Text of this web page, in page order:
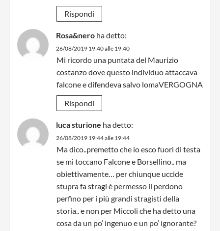
Rispondi
Rosa&nero ha detto:
26/08/2019 19:40 alle 19:40
Mi ricordo una puntata del Maurizio
costanzo dove questo individuo attaccava
falcone e difendeva salvo lomaVERGOGNA
Rispondi
luca sturione ha detto:
26/08/2019 19:44 alle 19:44
Ma dico..premetto che io esco fuori di testa
se mi toccano Falcone e Borsellino.. ma
obiettivamente… per chiunque uccide
stupra fa stragi è permesso il perdono
perfino per i più grandi stragisti della
storia.. e non per Miccoli che ha detto una
cosa da un po’ ingenuo e un po’ ignorante?